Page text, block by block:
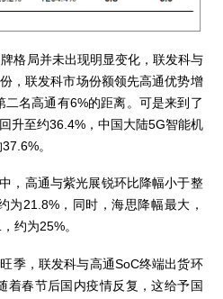
格局并未出现明显变化，联发科与
，联发科市场份额领先高通优势增
名高通有6%的距离。可是来到了
升至约36.4%，中国大陆5G智能机
。
，高通与紫光展锐环比降幅小于整
为21.8%，同时，海思降幅最大，
约为25%。
季，联发科与高通SoC终端出货环
着春节后国内疫情反复，这给予国